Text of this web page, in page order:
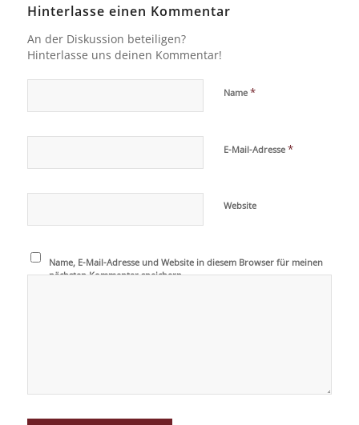
Hinterlasse einen Kommentar
An der Diskussion beteiligen?
Hinterlasse uns deinen Kommentar!
Name *
E-Mail-Adresse *
Website
Name, E-Mail-Adresse und Website in diesem Browser für meinen
nächsten Kommentar speichern.